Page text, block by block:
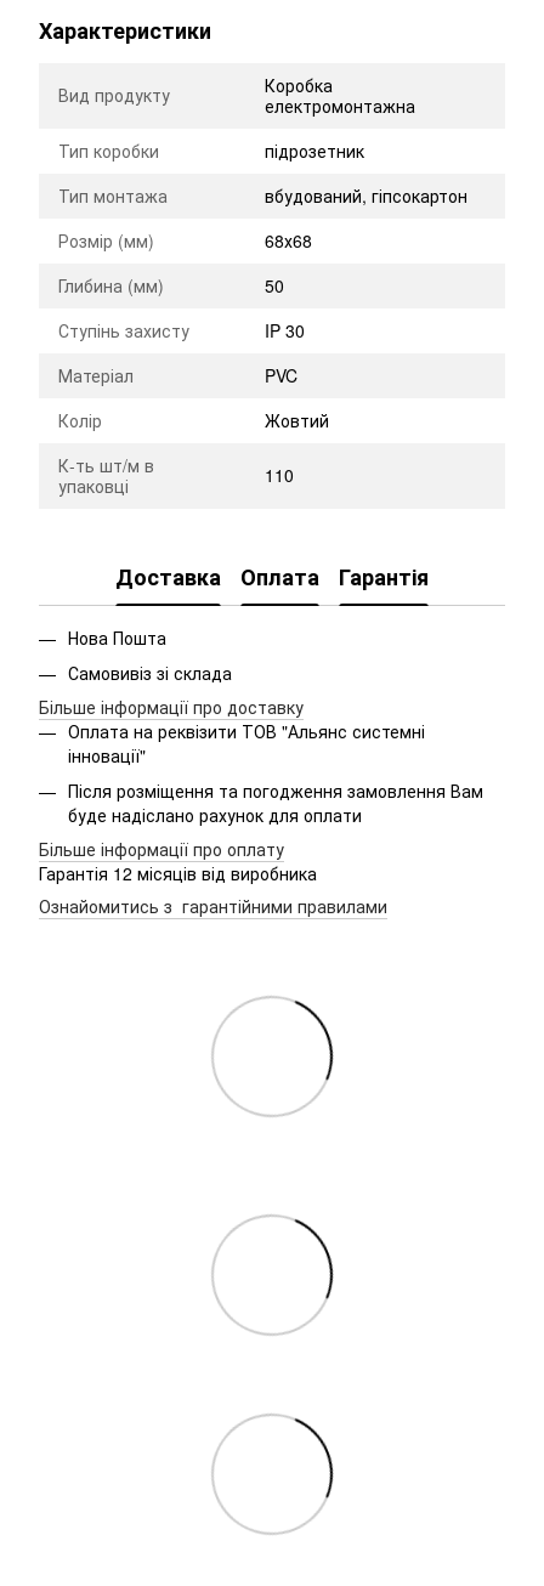
Характеристики
Вид продукту
Коробка
електромонтажна
Тип коробки
підрозетник
Тип монтажа
вбудований, гіпсокартон
Розмір (мм)
68х68
Глибина (мм)
50
Ступінь захисту
IP 30
Матеріал
PVC
Колір
Жовтий
К-ть шт/м в
упаковці
110
Доставка Оплата Гарантія
Нова Пошта
Самовивіз зі склада
Більше інформації про доставку
Оплата на реквізити ТОВ "Альянс системні
інновації"
Після розміщення та погодження замовлення Вам
буде надіслано рахунок для оплати
Більше інформації про оплату
Гарантія 12 місяців від виробника
Ознайомитись з гарантійними правилами